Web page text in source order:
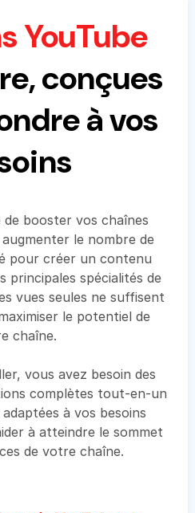
YouTube
conçues
à vos
booster vos chaînes
le nombre de
pour créer un contenu
spécialités de
vues seules ne suffisent
le potentiel de
chaîne.
vous avez besoin des
complètes tout-en-un
à vos besoins
à atteindre le sommet
de votre chaîne.